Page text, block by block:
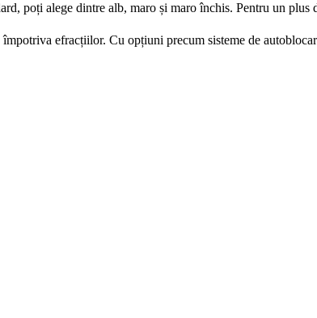
poți alege dintre alb, maro și maro închis. Pentru un
efracțiilor. Cu opțiuni precum sisteme de